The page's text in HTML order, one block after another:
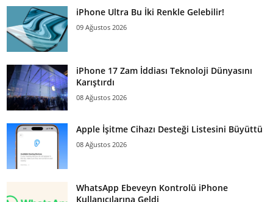
iPhone Ultra Bu İki Renkle Gelebilir!
09 Ağustos 2026
iPhone 17 Zam İddiası Teknoloji Dünyasını
Karıştırdı
08 Ağustos 2026
Apple İşitme Cihazı Desteği Listesini Büyüttü
08 Ağustos 2026
WhatsApp Ebeveyn Kontrolü iPhone
Kullanıcılarına Geldi